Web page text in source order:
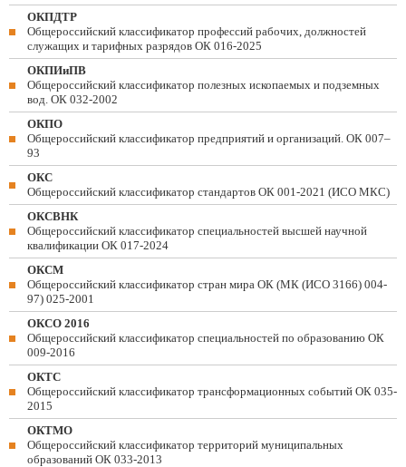
ОКПДТР
Общероссийский классификатор профессий рабочих, должностей
служащих и тарифных разрядов ОК 016-2025
ОКПИиПВ
Общероссийский классификатор полезных ископаемых и подземных
вод. ОК 032-2002
ОКПО
Общероссийский классификатор предприятий и организаций. ОК 007–
93
ОКС
Общероссийский классификатор стандартов ОК 001-2021 (ИСО МКС)
ОКСВНК
Общероссийский классификатор специальностей высшей научной
квалификации ОК 017-2024
ОКСМ
Общероссийский классификатор стран мира ОК (МК (ИСО 3166) 004-
97) 025-2001
ОКСО 2016
Общероссийский классификатор специальностей по образованию ОК
009-2016
ОКТС
Общероссийский классификатор трансформационных событий ОК 035-
2015
ОКТМО
Общероссийский классификатор территорий муниципальных
образований ОК 033-2013